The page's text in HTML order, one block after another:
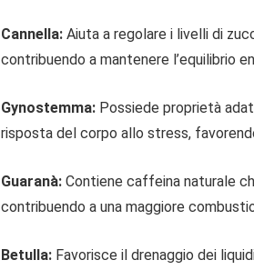
Cannella: Aiuta a regolare i livelli di
contribuendo a mantenere l’equilibrio
Gynostemma: Possiede proprietà
risposta del corpo allo stress,
Guaranà: Contiene caffeina naturale
contribuendo a una maggiore
Betulla: Favorisce il drenaggio dei